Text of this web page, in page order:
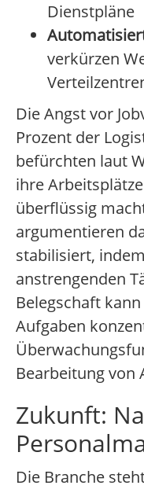
Dienstpläne
verkürzen
Die Angst vor
Prozent der
befürchten laut
ihre
überflüssig
argumentieren
stabilisiert,
anstrengenden
Belegschaft
Aufgaben
Bearbeitung von
Zukunft:
Die Branche